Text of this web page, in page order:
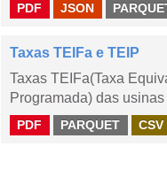
PDF JSON
Taxas TEIFa e TEIP
Taxas TEIFa(Taxa
Programada) das
PDF PARQUET CSV